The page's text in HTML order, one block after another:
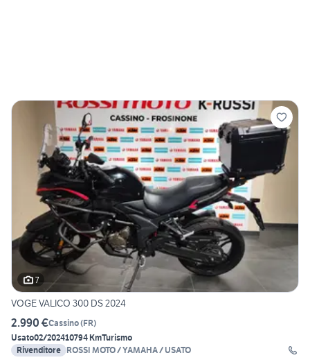
7
VOGE VALICO 300 DS 2024
2.990 €Cassino(FR)
Usato02/202410794 KmTurismo
Rivenditore ROSSI MOTO / YAMAHA / USATO